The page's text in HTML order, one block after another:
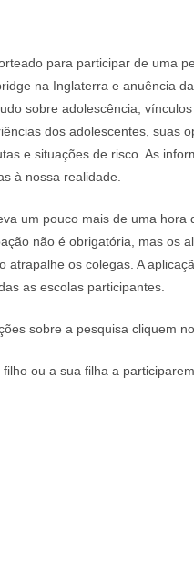
para participar de uma
na Inglaterra e anuência
sobre adolescência,
dos adolescentes, suas
e situações de risco. As
à nossa realidade.
um pouco mais de uma
não é obrigatória, mas os
atrapalhe os colegas. A
as escolas participantes.
sobre a pesquisa cliquem no
ou a sua filha a